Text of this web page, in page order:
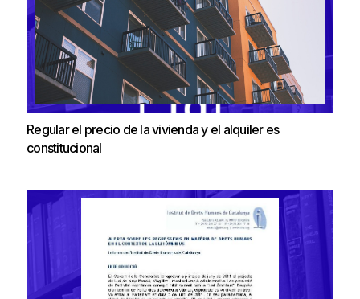
Regular el precio de la vivienda y el alquiler es
constitucional